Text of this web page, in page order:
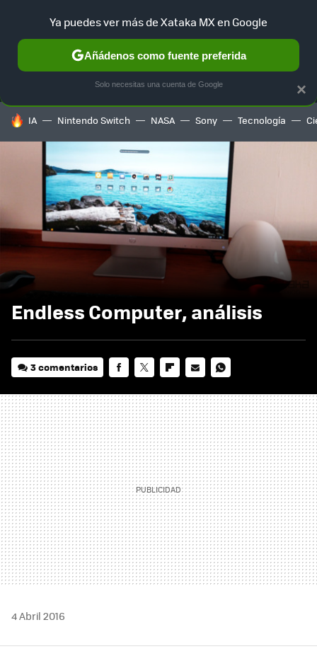
MENÚ NUEVO
GAMING HOME AUTO
HOY SE HABLA DE
IA Nintendo Switch NASA Sony Tecnología
Endless Computer, análisis
3 comentarios
MAIL
4 Abril 2016
×
Ya puedes ver más de Xataka MX en Google
Añádenos como fuente preferida
Solo necesitas una cuenta de Google